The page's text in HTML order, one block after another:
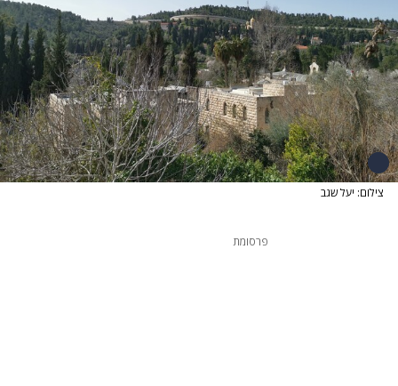
צילום: יעל שגב
פרסומת